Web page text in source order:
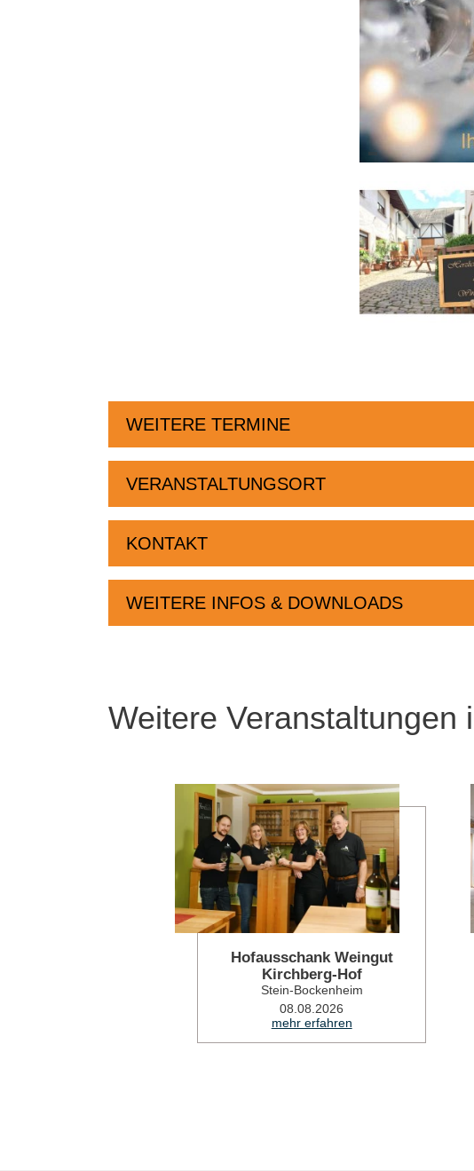
WEITERE TERMINE
VERANSTALTUNGSORT
KONTAKT
WEITERE INFOS & DOWNLOADS
Weitere Veranstaltungen
Hofausschank Weingut
Kirchberg-Hof
Stein-Bockenheim
08.08.2026
mehr erfahren